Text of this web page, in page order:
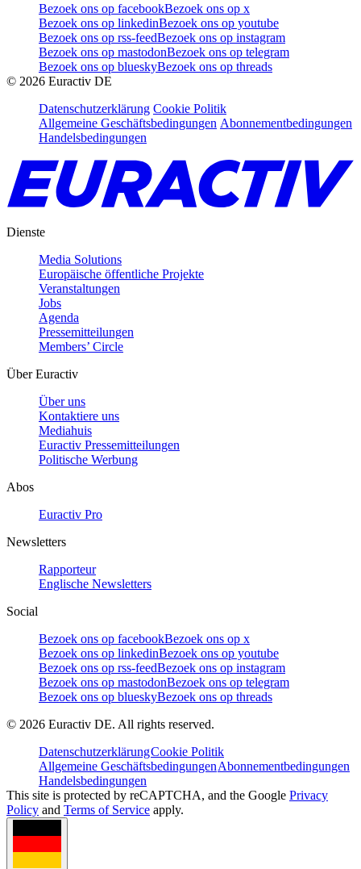
Bezoek ons op facebookBezoek ons op x
Bezoek ons op linkedinBezoek ons op youtube
Bezoek ons op rss-feedBezoek ons op instagram
Bezoek ons op mastodonBezoek ons op telegram
Bezoek ons op blueskyBezoek ons op threads
© 2026 Euractiv DE
Datenschutzerklärung Cookie Politik
Allgemeine Geschäftsbedingungen Abonnementbedingungen
Handelsbedingungen
Dienste
Media Solutions
Europäische öffentliche Projekte
Veranstaltungen
Jobs
Agenda
Pressemitteilungen
Members’ Circle
Über Euractiv
Über uns
Kontaktiere uns
Mediahuis
Euractiv Pressemitteilungen
Politische Werbung
Abos
Euractiv Pro
Newsletters
Rapporteur
Englische Newsletters
Social
Bezoek ons op facebookBezoek ons op x
Bezoek ons op linkedinBezoek ons op youtube
Bezoek ons op rss-feedBezoek ons op instagram
Bezoek ons op mastodonBezoek ons op telegram
Bezoek ons op blueskyBezoek ons op threads
© 2026 Euractiv DE. All rights reserved.
DatenschutzerklärungCookie Politik
Allgemeine GeschäftsbedingungenAbonnementbedingungen
Handelsbedingungen
This site is protected by reCAPTCHA, and the Google Privacy
Policy and Terms of Service apply.